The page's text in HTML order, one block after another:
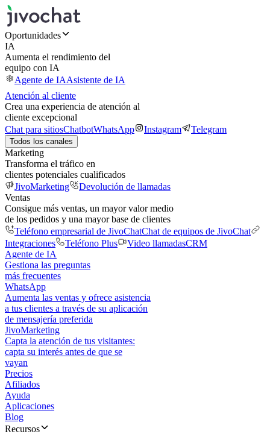
Oportunidades
IA
Aumenta el rendimiento del
equipo con IA
Agente de IAAsistente de IA
Atención al cliente
Crea una experiencia de atención al
cliente excepcional
Chat para sitiosChatbotWhatsApp Instagram Telegram
Todos los canales
Marketing
Transforma el tráfico en
clientes potenciales cualificados
JivoMarketing
Devolución de llamadas
Ventas
Consigue más ventas, un mayor valor medio
de los pedidos y una mayor base de clientes
Teléfono empresarial de JivoChatChat de equipos de JivoChat
Integraciones
Teléfono Plus Video llamadasCRM
Agente de IA
Gestiona las preguntas
más frecuentes
WhatsApp
Aumenta las ventas y ofrece asistencia
a tus clientes a través de su aplicación
de mensajería preferida
JivoMarketing
Capta la atención de tus visitantes:
capta su interés antes de que se
vayan
Precios
Afiliados
Ayuda
Aplicaciones
Blog
Recursos